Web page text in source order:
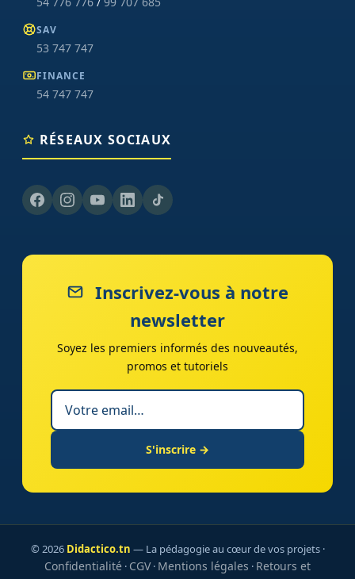
SAV
53 747 747
FINANCE
54 747 747
RÉSEAUX SOCIAUX
Inscrivez-vous à notre
newsletter
Soyez les premiers informés des nouveautés,
promos et tutoriels
S'inscrire →
© 2026 Didactico.tn — La pédagogie au cœur de vos projets ·
Confidentialité · CGV· Mentions légales · Retours et